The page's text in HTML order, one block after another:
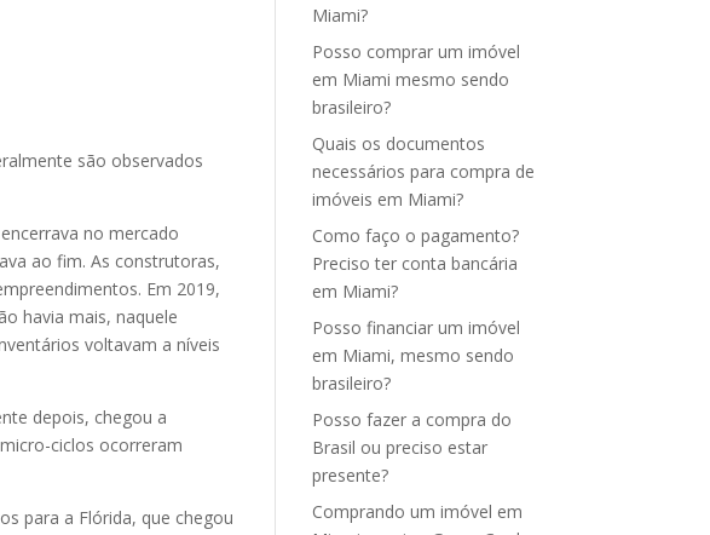
são observados
no mercado
ao fim. As construtoras,
Em 2019,
havia mais, naquele
voltavam a níveis
depois, chegou a
ciclos ocorreram
para a Flórida, que chegou
Miami?
Posso comprar um imóvel
em Miami mesmo sendo
brasileiro?
Quais os documentos
necessários para compra de
imóveis em Miami?
Como faço o pagamento?
Preciso ter conta bancária
em Miami?
Posso financiar um imóvel
em Miami, mesmo sendo
brasileiro?
Posso fazer a compra do
Brasil ou preciso estar
presente?
Comprando um imóvel em